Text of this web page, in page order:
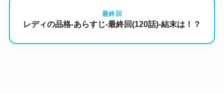
最終回
レディの品格-あらすじ-最終回(120話)-結末は！？